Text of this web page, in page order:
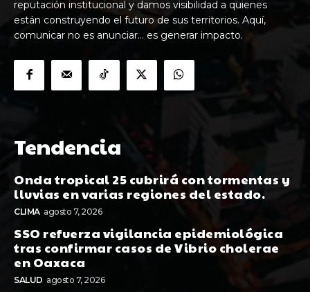
reputación institucional y damos visibilidad a quienes
están construyendo el futuro de sus territorios. Aquí,
comunicar no es anunciar… es generar impacto.
Tendencia
Onda tropical 25 cubrirá con tormentas y
lluvias en varias regiones del estado.
CLIMA agosto 7, 2026
SSO refuerza vigilancia epidemiológica
tras confirmar casos de Vibrio cholerae
en Oaxaca
SALUD agosto 7, 2026